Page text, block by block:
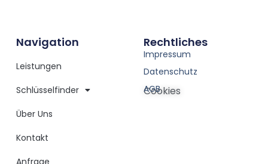
Navigation
Leistungen
Schlüsselfinder
Über Uns
Kontakt
Rechtliches
Impressum
Datenschutz
AGB
Cookies